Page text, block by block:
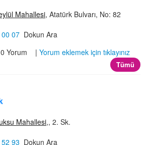
Mahallesi, Atatürk Bulvarı, No: 82
07 Dokun Ara
0 Yorum | Yorum eklemek için tıklayınız
Tümü
Mahallesi,, 2. Sk.
93 Dokun Ara